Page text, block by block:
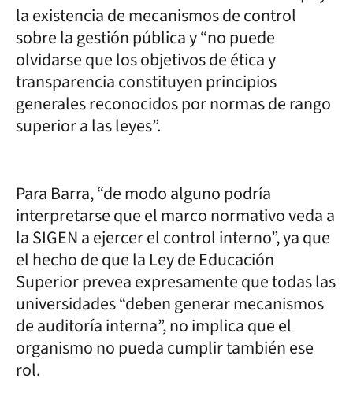
la existencia de mecanismos de control
sobre la gestión pública y “no puede
olvidarse que los objetivos de ética y
transparencia constituyen principios
generales reconocidos por normas de rango
superior a las leyes”.
Para Barra, “de modo alguno podría
interpretarse que el marco normativo veda a
la SIGEN a ejercer el control interno”, ya que
el hecho de que la Ley de Educación
Superior prevea expresamente que todas las
universidades “deben generar mecanismos
de auditoría interna”, no implica que el
organismo no pueda cumplir también ese
rol.